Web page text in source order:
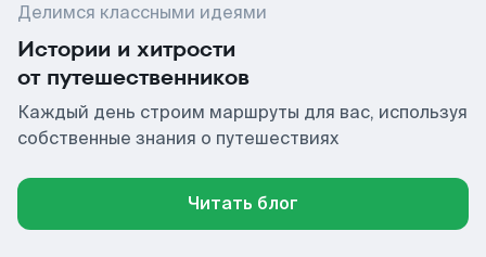
Делимся классными идеями
Истории и хитрости
от путешественников
Каждый день строим маршруты для вас, используя
собственные знания о путешествиях
Читать блог